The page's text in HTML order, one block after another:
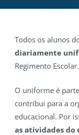
Todos os alunos
diariamente
Regimento Escolar.
O uniforme é
contribui para a
educacional. Por
as atividades do